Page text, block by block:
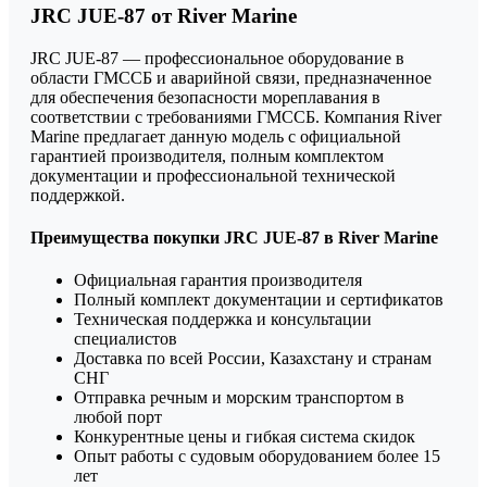
JRC JUE-87 от River Marine
JRC JUE-87 — профессиональное оборудование в
области ГМССБ и аварийной связи, предназначенное
для обеспечения безопасности мореплавания в
соответствии с требованиями ГМССБ. Компания River
Marine предлагает данную модель с официальной
гарантией производителя, полным комплектом
документации и профессиональной технической
поддержкой.
Преимущества покупки JRC JUE-87 в River Marine
Официальная гарантия производителя
Полный комплект документации и сертификатов
Техническая поддержка и консультации
специалистов
Доставка по всей России, Казахстану и странам
СНГ
Отправка речным и морским транспортом в
любой порт
Конкурентные цены и гибкая система скидок
Опыт работы с судовым оборудованием более 15
лет